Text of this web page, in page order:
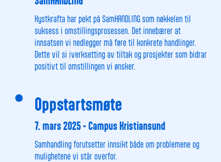
Kystkrafta har pekt på SamHANDLING som nøkkelen til
suksess i omstillingsprosessen. Det innebærer at
innsatsen vi nedlegger må føre til konkrete handlinger.
Dette vil si iverksetting av tiltak og prosjekter som bidrar
positivt til omstillingen vi ønsker.
Oppstartsmøte
7. mars 2025 - Campus Kristiansund
Samhandling forutsetter innsikt både om problemene og
mulighetene vi står overfor.